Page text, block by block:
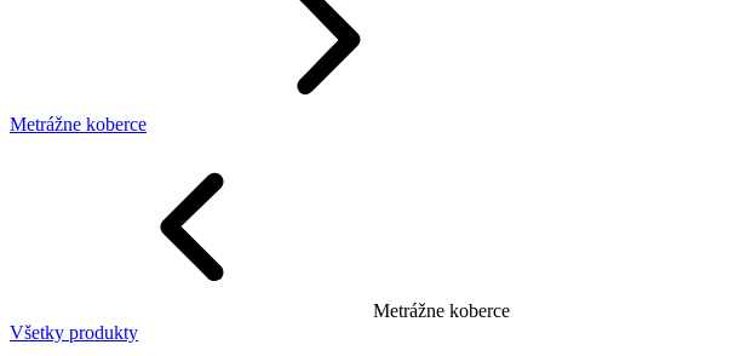
Metrážne koberce
Metrážne koberce
Všetky produkty